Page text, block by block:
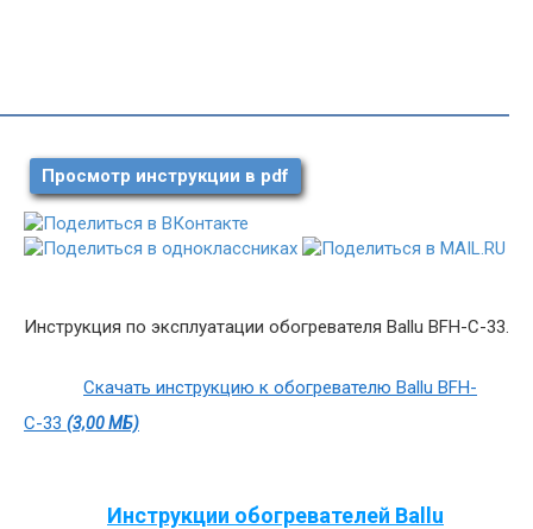
Просмотр инструкции в pdf
Инструкция по эксплуатации обогревателя Ballu BFH-С-33.
Скачать инструкцию к обогревателю Ballu BFH-
С-33 (3,00 МБ)
Инструкции обогревателей Ballu